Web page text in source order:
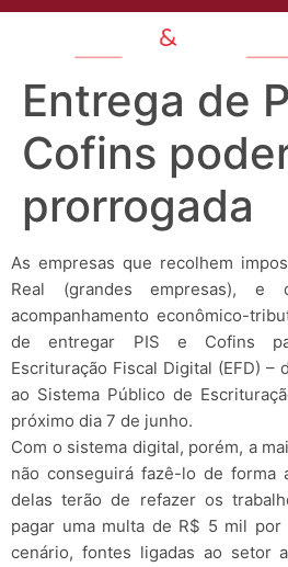
Entrega de
Cofins
prorrogada
As empresas que recolhem
Real (grandes empresas),
acompanhamento econômico-
de entregar PIS e Cofins
Escrituração Fiscal Digital (EFD) –
ao Sistema Público de
próximo dia 7 de junho.
Com o sistema digital, porém, a
não conseguirá fazê-lo de forma
delas terão de refazer os
pagar uma multa de R$ 5 mil por
cenário, fontes ligadas ao setor